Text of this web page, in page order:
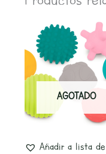
AGOTADO
Añadir a lista de